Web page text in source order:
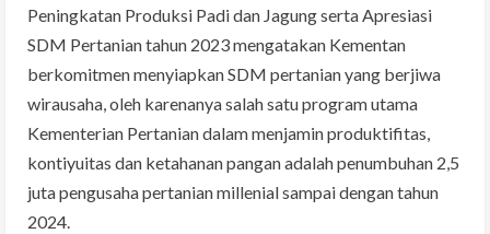
Peningkatan Produksi Padi dan Jagung serta Apresiasi
SDM Pertanian tahun 2023 mengatakan Kementan
berkomitmen menyiapkan SDM pertanian yang berjiwa
wirausaha, oleh karenanya salah satu program utama
Kementerian Pertanian dalam menjamin produktifitas,
kontiyuitas dan ketahanan pangan adalah penumbuhan 2,5
juta pengusaha pertanian millenial sampai dengan tahun
2024.